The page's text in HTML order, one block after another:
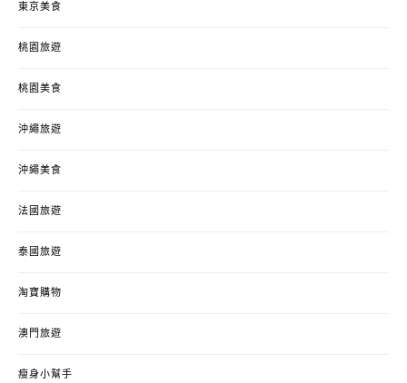
東京美食
桃園旅遊
桃園美食
沖繩旅遊
沖繩美食
法國旅遊
泰國旅遊
淘寶購物
澳門旅遊
瘦身小幫手